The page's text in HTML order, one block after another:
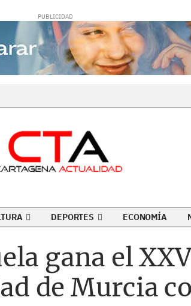
DEPORTES ECONOMÍA
gana el
de Murcia